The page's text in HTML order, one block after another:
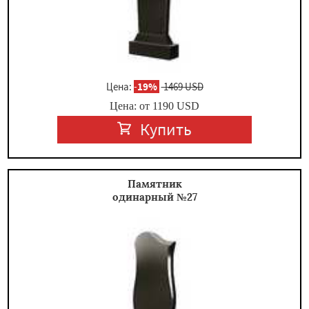
Цена: -19% 1469 USD
Цена: от 1190 USD
Купить
Памятник
одинарный №27